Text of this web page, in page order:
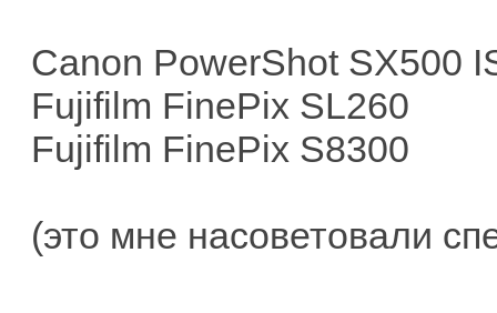
Canon PowerShot SX500
Fujifilm FinePix SL260
Fujifilm FinePix S8300
(это мне насоветовали